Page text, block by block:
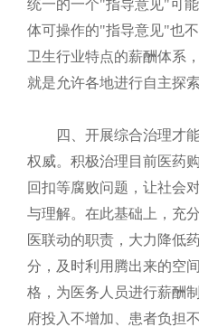
统一的一个"指导意见"可
体可操作的"指导意见"也
卫生行业特点的薪酬体系
就是允许各地进行自主探索
四、开展综合治理才
权威。积极治理目前医药
回扣等腐败问题，让社会
与理解。在此基础上，充
医联动的职责，大力降低
分，及时利用腾出来的空
格，为医务人员进行薪酬
府投入不增加、患者负担